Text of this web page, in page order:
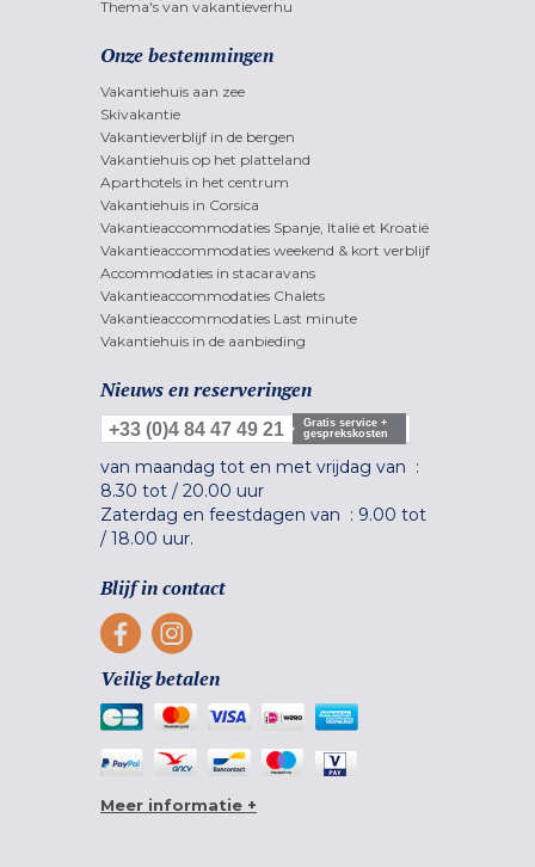
Thema's van vakantieverhu
Onze bestemmingen
Vakantiehuis aan zee
Skivakantie
Vakantieverblijf in de bergen
Vakantiehuis op het platteland
Aparthotels in het centrum
Vakantiehuis in Corsica
Vakantieaccommodaties Spanje, Italië et Kroatië
Vakantieaccommodaties weekend & kort verblijf
Accommodaties in stacaravans
Vakantieaccommodaties Chalets
Vakantieaccommodaties Last minute
Vakantiehuis in de aanbieding
Nieuws en reserveringen
+33 (0)4 84 47 49 21
Gratis service +
gesprekskosten
van maandag tot en met vrijdag van :
8.30 tot / 20.00 uur
Zaterdag en feestdagen van : 9.00 tot
/ 18.00 uur.
Blijf in contact
Veilig betalen
Meer informatie +